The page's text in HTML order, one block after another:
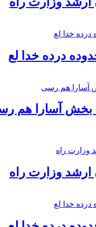
درده خدا لع
بخش آسارا هم
ارشد وزارت راه